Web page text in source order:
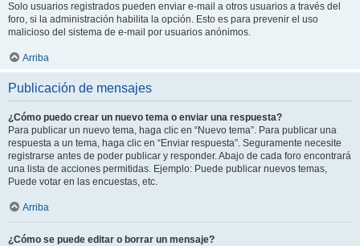
Solo usuarios registrados pueden enviar e-mail a otros usuarios a través del
foro, si la administración habilita la opción. Esto es para prevenir el uso
malicioso del sistema de e-mail por usuarios anónimos.
Arriba
Publicación de mensajes
¿Cómo puedo crear un nuevo tema o enviar una respuesta?
Para publicar un nuevo tema, haga clic en “Nuevo tema”. Para publicar una
respuesta a un tema, haga clic en “Enviar respuesta”. Seguramente necesite
registrarse antes de poder publicar y responder. Abajo de cada foro encontrará
una lista de acciones permitidas. Ejemplo: Puede publicar nuevos temas,
Puede votar en las encuestas, etc.
Arriba
¿Cómo se puede editar o borrar un mensaje?